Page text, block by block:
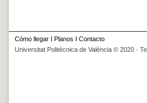
Cómo llegar I Planos I Contacto
Universitat Politècnica de València © 2020 ·